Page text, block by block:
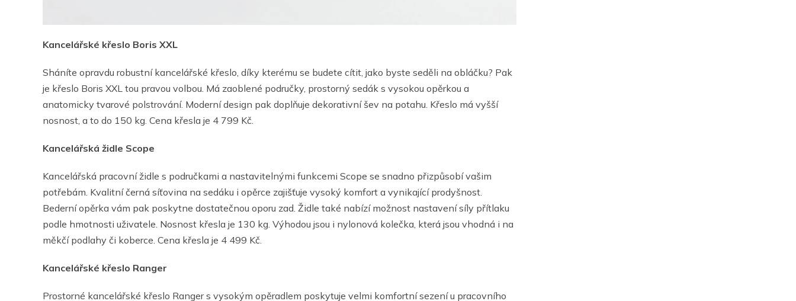
Kancelářské křeslo Boris XXL
Sháníte opravdu robustní kancelářské křeslo, díky kterému se budete cítit, jako byste seděli na obláčku? Pak
je křeslo Boris XXL tou pravou volbou. Má zaoblené područky, prostorný sedák s vysokou opěrkou a
anatomicky tvarové polstrování. Moderní design pak doplňuje dekorativní šev na potahu. Křeslo má vyšší
nosnost, a to do 150 kg. Cena křesla je 4 799 Kč.
Kancelářská židle Scope
Kancelářská pracovní židle s područkami a nastavitelnými funkcemi Scope se snadno přizpůsobí vašim
potřebám. Kvalitní černá síťovina na sedáku i opěrce zajišťuje vysoký komfort a vynikající prodyšnost.
Bederní opěrka vám pak poskytne dostatečnou oporu zad. Židle také nabízí možnost nastavení síly přítlaku
podle hmotnosti uživatele. Nosnost křesla je 130 kg. Výhodou jsou i nylonová kolečka, která jsou vhodná i na
měkčí podlahy či koberce. Cena křesla je 4 499 Kč.
Kancelářské křeslo Ranger
Prostorné kancelářské křeslo Ranger s vysokým opěradlem poskytuje velmi komfortní sezení u pracovního